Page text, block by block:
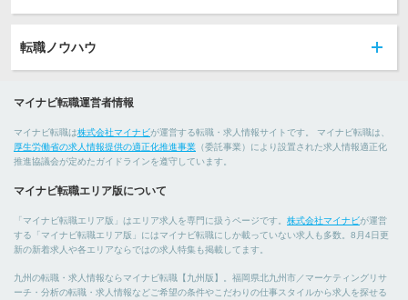
転職ノウハウ
マイナビ転職運営者情報
マイナビ転職は株式会社マイナビが運営する転職・求人情報サイトです。 マイナビ転職は、
厚生労働省の求人情報提供の適正化推進事業 （委託事業）により設置された求人情報適正化
推進協議会が定めたガイドラインを遵守しています。
マイナビ転職エリア版について
「マイナビ転職エリア版」はエリア求人を専門に扱うページです。 株式会社マイナビが運営
する「マイナビ転職エリア版」にはマイナビ転職にしか載っていない求人も多数。8月4日更
新の新着求人や各エリアならではの求人特集も掲載してます。
九州の転職・求人情報ならマイナビ転職【九州版】。福岡県北九州市／マーケティングリサ
ーチ・分析の転職・求人情報などご希望の条件やこだわりの仕事スタイルから求人を探せる